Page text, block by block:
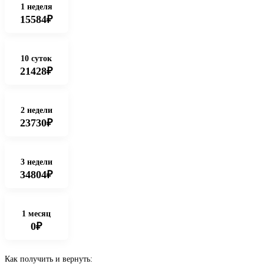
1 неделя
15584₽
10 суток
21428₽
2 недели
23730₽
3 недели
34804₽
1 месяц
0₽
Как получить и вернуть: